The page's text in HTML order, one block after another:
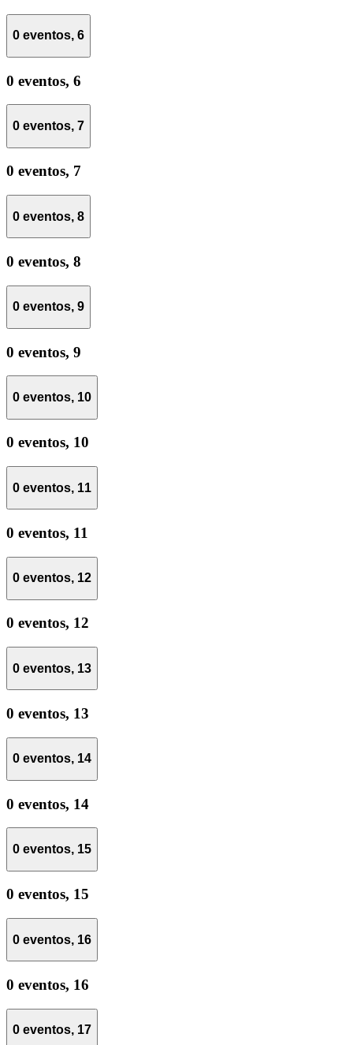
0 eventos, 6
0 eventos, 6
0 eventos, 7
0 eventos, 7
0 eventos, 8
0 eventos, 8
0 eventos, 9
0 eventos, 9
0 eventos, 10
0 eventos, 10
0 eventos, 11
0 eventos, 11
0 eventos, 12
0 eventos, 12
0 eventos, 13
0 eventos, 13
0 eventos, 14
0 eventos, 14
0 eventos, 15
0 eventos, 15
0 eventos, 16
0 eventos, 16
0 eventos, 17